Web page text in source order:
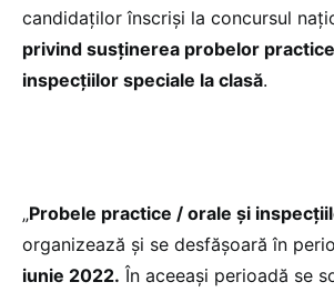
candidaților înscriși la concursul
privind susținerea probelor
inspecțiilor speciale la clasă.
„Probele practice / orale și
organizează și se desfășoară în
iunie 2022. În aceeași perioadă se